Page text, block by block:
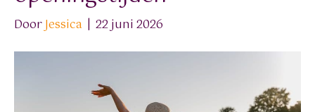
DoorJessica | 22 juni 2026